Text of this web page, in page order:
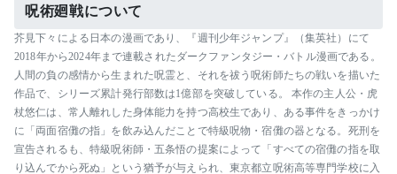
呪術廻戦について
芥見下々による日本の漫画であり、『週刊少年ジャンプ』（集英社）にて
2018年から2024年まで連載されたダークファンタジー・バトル漫画である。
人間の負の感情から生まれた呪霊と、それを祓う呪術師たちの戦いを描いた
作品で、シリーズ累計発行部数は1億部を突破している。 本作の主人公・虎
杖悠仁は、常人離れした身体能力を持つ高校生であり、ある事件をきっかけ
に「両面宿儺の指」を飲み込んだことで特級呪物・宿儺の器となる。死刑を
宣告されるも、特級呪術師・五条悟の提案によって「すべての宿儺の指を取
り込んでから死ぬ」という猶予が与えられ、東京都立呪術高等専門学校に入